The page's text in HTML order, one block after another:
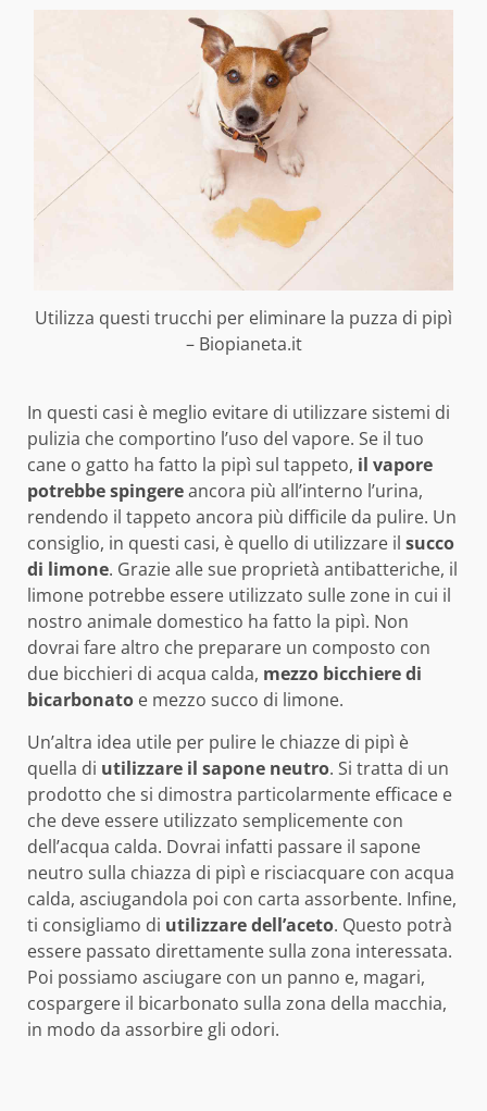
Utilizza questi trucchi per eliminare la puzza di pipì
– Biopianeta.it
In questi casi è meglio evitare di utilizzare sistemi di
pulizia che comportino l’uso del vapore. Se il tuo
cane o gatto ha fatto la pipì sul tappeto, il vapore
potrebbe spingereancora più all’interno l’urina,
rendendo il tappeto ancora più difficile da pulire. Un
consiglio, in questi casi, è quello di utilizzare il succo
di limone. Grazie alle sue proprietà antibatteriche, il
limone potrebbe essere utilizzato sulle zone in cui il
nostro animale domestico ha fatto la pipì. Non
dovrai fare altro che preparare un composto con
due bicchieri di acqua calda, mezzo bicchiere di
bicarbonato e mezzo succo di limone.
Un’altra idea utile per pulire le chiazze di pipì è
quella di utilizzare il sapone neutro. Si tratta di un
prodotto che si dimostra particolarmente efficace e
che deve essere utilizzato semplicemente con
dell’acqua calda. Dovrai infatti passare il sapone
neutro sulla chiazza di pipì e risciacquare con acqua
calda, asciugandola poi con carta assorbente. Infine,
ti consigliamo di utilizzare dell’aceto. Questo potrà
essere passato direttamente sulla zona interessata.
Poi possiamo asciugare con un panno e, magari,
cospargere il bicarbonato sulla zona della macchia,
in modo da assorbire gli odori.